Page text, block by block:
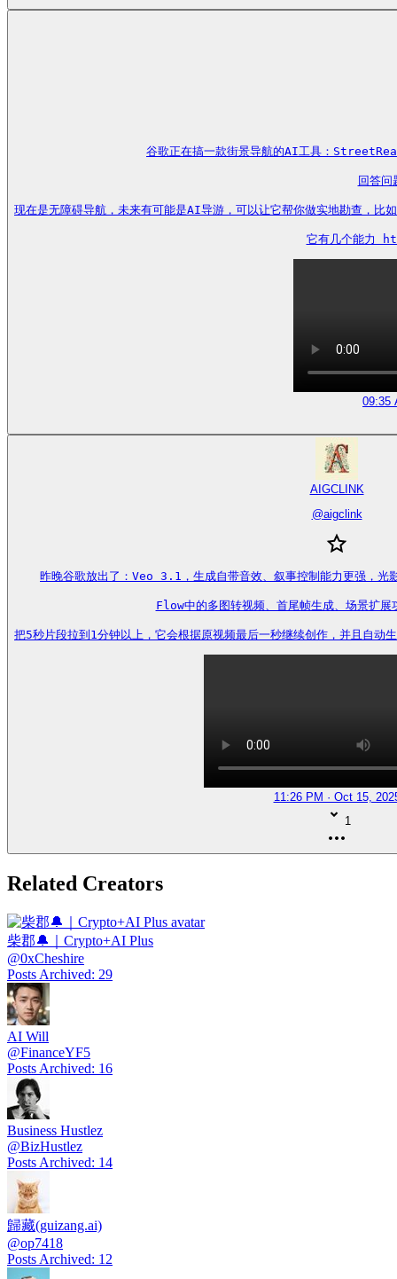
谷歌正在搞一款街景导航的AI工具：
回答问
现在是无障碍导航，未来有可能是AI导游，可以让它帮你做实地勘查，比
它有几个能力
09:35
AIGCLINK
@aigclink
昨晚谷歌放出了：Veo 3.1，生成自带音效、叙事控制能力更强，
Flow中的多图转视频、首尾帧生成、场景扩展
把5秒片段拉到1分钟以上，它会根据原视频最后一秒继续创作，并且
11:26 PM · Oct 15,
1
Related Creators
柴郡🔔｜Crypto+AI Plus
@0xCheshire
Posts Archived: 29
AI Will
@FinanceYF5
Posts Archived: 16
Business Hustlez
@BizHustlez
Posts Archived: 14
歸藏(guizang.ai)
@op7418
Posts Archived: 12